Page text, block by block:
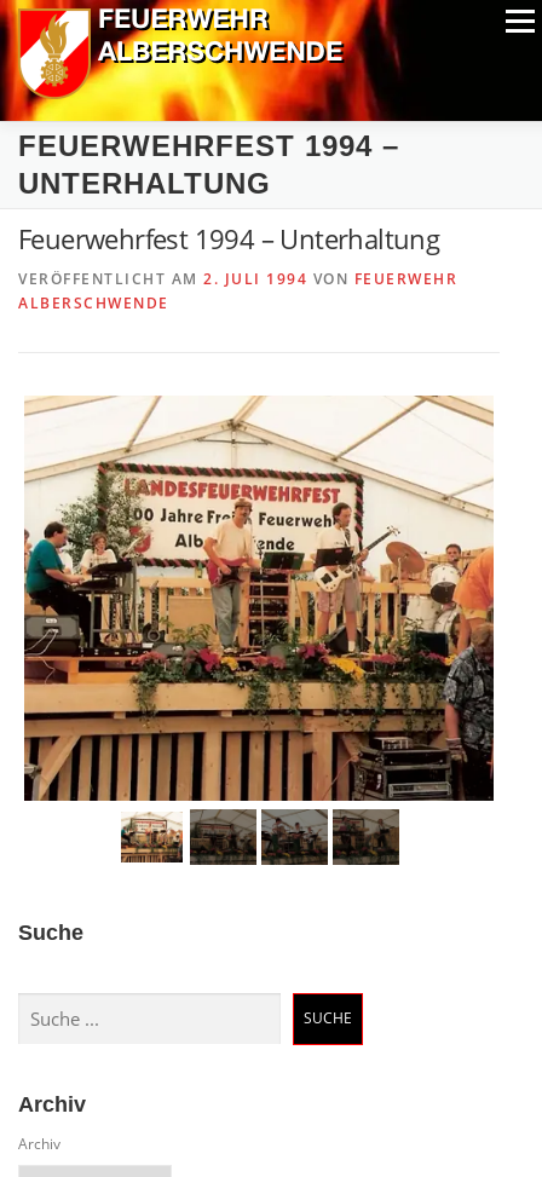
Zum
Inhalt
springen
Menü
ALPIN-NASSWETTBEWERB MITGLIEDER
AUSRÜSTUNG CHRONIK EXTRAS
FEUERWEHRFEST 1994 –
UNTERHALTUNG
Feuerwehrfest 1994 – Unterhaltung
VERÖFFENTLICHT AM 2. JULI 1994 VON FEUERWEHR
ALBERSCHWENDE
Suche
SUCHE
Archiv
Archiv